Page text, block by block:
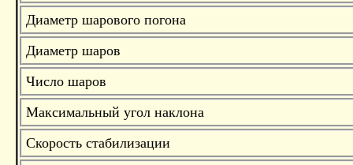
Диаметр шарового погона
Диаметр шаров
Число шаров
Максимальный угол наклона
Скорость стабилизации